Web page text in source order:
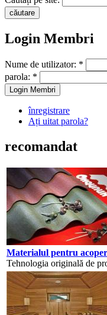
Login Membri
Nume de utilizator: *
parola: *
înregistrare
Ați uitat parola?
recomandat
Materialul pentru
Tehnologia originală de